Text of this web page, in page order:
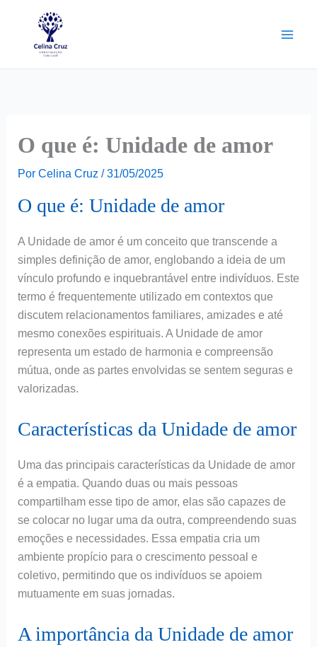
O que é: Unidade de amor
Por Celina Cruz / 31/05/2025
O que é: Unidade de amor
A Unidade de amor é um conceito que transcende a
simples definição de amor, englobando a ideia de um
vínculo profundo e inquebrantável entre indivíduos. Este
termo é frequentemente utilizado em contextos que
discutem relacionamentos familiares, amizades e até
mesmo conexões espirituais. A Unidade de amor
representa um estado de harmonia e compreensão
mútua, onde as partes envolvidas se sentem seguras e
valorizadas.
Características da Unidade de amor
Uma das principais características da Unidade de amor
é a empatia. Quando duas ou mais pessoas
compartilham esse tipo de amor, elas são capazes de
se colocar no lugar uma da outra, compreendendo suas
emoções e necessidades. Essa empatia cria um
ambiente propício para o crescimento pessoal e
coletivo, permitindo que os indivíduos se apoiem
mutuamente em suas jornadas.
A importância da Unidade de amor